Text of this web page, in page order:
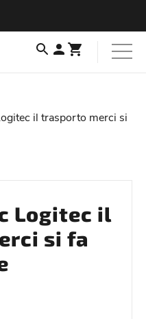
il trasporto merci si
Logitec il
si fa